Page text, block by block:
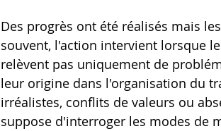
Des progrès ont été réalisés mais
souvent, l'action intervient lorsque
relèvent pas uniquement de
leur origine dans l'organisation du
irréalistes, conflits de valeurs ou
suppose d'interroger les modes de